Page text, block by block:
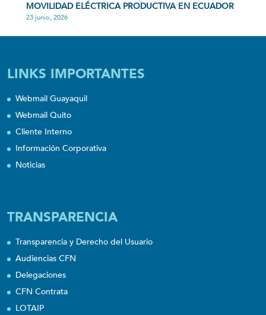
MOVILIDAD ELÉCTRICA PRODUCTIVA EN ECUADOR
23 junio, 2026
LINKS IMPORTANTES
Webmail Guayaquil
Webmail Quito
Cliente Interno
Información Corporativa
Noticias
TRANSPARENCIA
Transparencia y Derecho del Usuario
Audiencias CFN
Delegaciones
CFN Contrata
LOTAIP